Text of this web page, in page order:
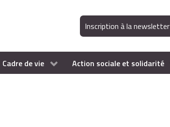
Inscription à la newsletter
Cadre de vie Action sociale et solidarité